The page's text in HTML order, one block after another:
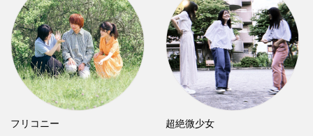
フリコニー 超絶微少女